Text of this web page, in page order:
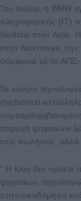
Τον Ιούλιο, η BMW
πληροφορικής (IT)
διαθέτει στην Ασία.
στην Ναντσίνγκ, την
σύμφωνα με το
Το κέντρο
σχεδιαστεί
παροχή ψηφιακών
στις πωλήσεις,
“ Η Κίνα δεν
ψηφιακών
στην οικοδόμηση